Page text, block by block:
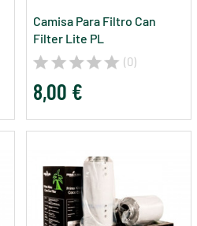
Camisa Para Filtro Can
Filter Lite PL
(0)
8,00 €